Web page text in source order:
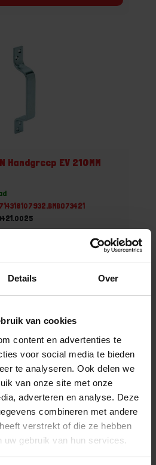
Details Over
van cookies
content en advertenties te
voor social media te bieden
te analyseren. Ook delen we
van onze site met onze
adverteren en analyse. Deze
combineren met andere
verstrekt of die ze hebben
uw gebruik van hun services.
Handgreep EV 210MM